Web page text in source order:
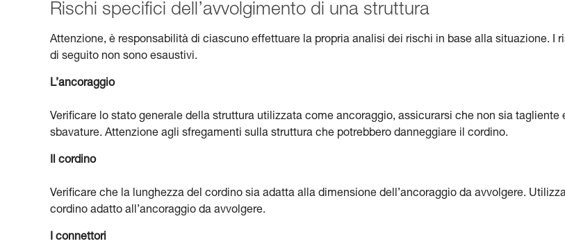
Rischi specifici dell’avvolgimento di una struttura
Attenzione, è responsabilità di ciascuno effettuare la propria analisi dei rischi in base alla situazione. I
di seguito non sono esaustivi.
L’ancoraggio
Verificare lo stato generale della struttura utilizzata come ancoraggio, assicurarsi che non sia tagliente
sbavature. Attenzione agli sfregamenti sulla struttura che potrebbero danneggiare il cordino.
Il cordino
Verificare che la lunghezza del cordino sia adatta alla dimensione dell’ancoraggio da avvolgere.
cordino adatto all’ancoraggio da avvolgere.
I connettori